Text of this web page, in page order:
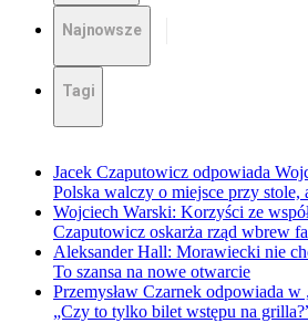
Najnowsze
Tagi
Jacek Czaputowicz odpowiada
Polska walczy o miejsce przy stole,
Wojciech Warski: Korzyści ze
Czaputowicz oskarża rząd wbrew
Aleksander Hall: Morawiecki nie
To szansa na nowe otwarcie
Przemysław Czarnek odpowiada
„Czy to tylko bilet wstępu na